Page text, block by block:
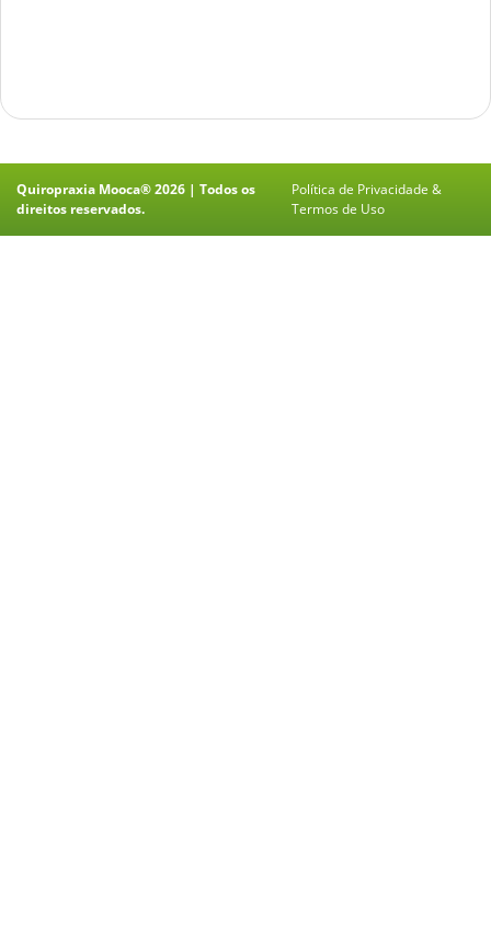
Quiropraxia Mooca® 2026 | Todos os
direitos reservados.
Política de Privacidade &
Termos de Uso